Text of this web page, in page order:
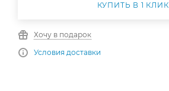
КУПИТЬ В 1 КЛИК
Хочу в подарок
Условия доставки